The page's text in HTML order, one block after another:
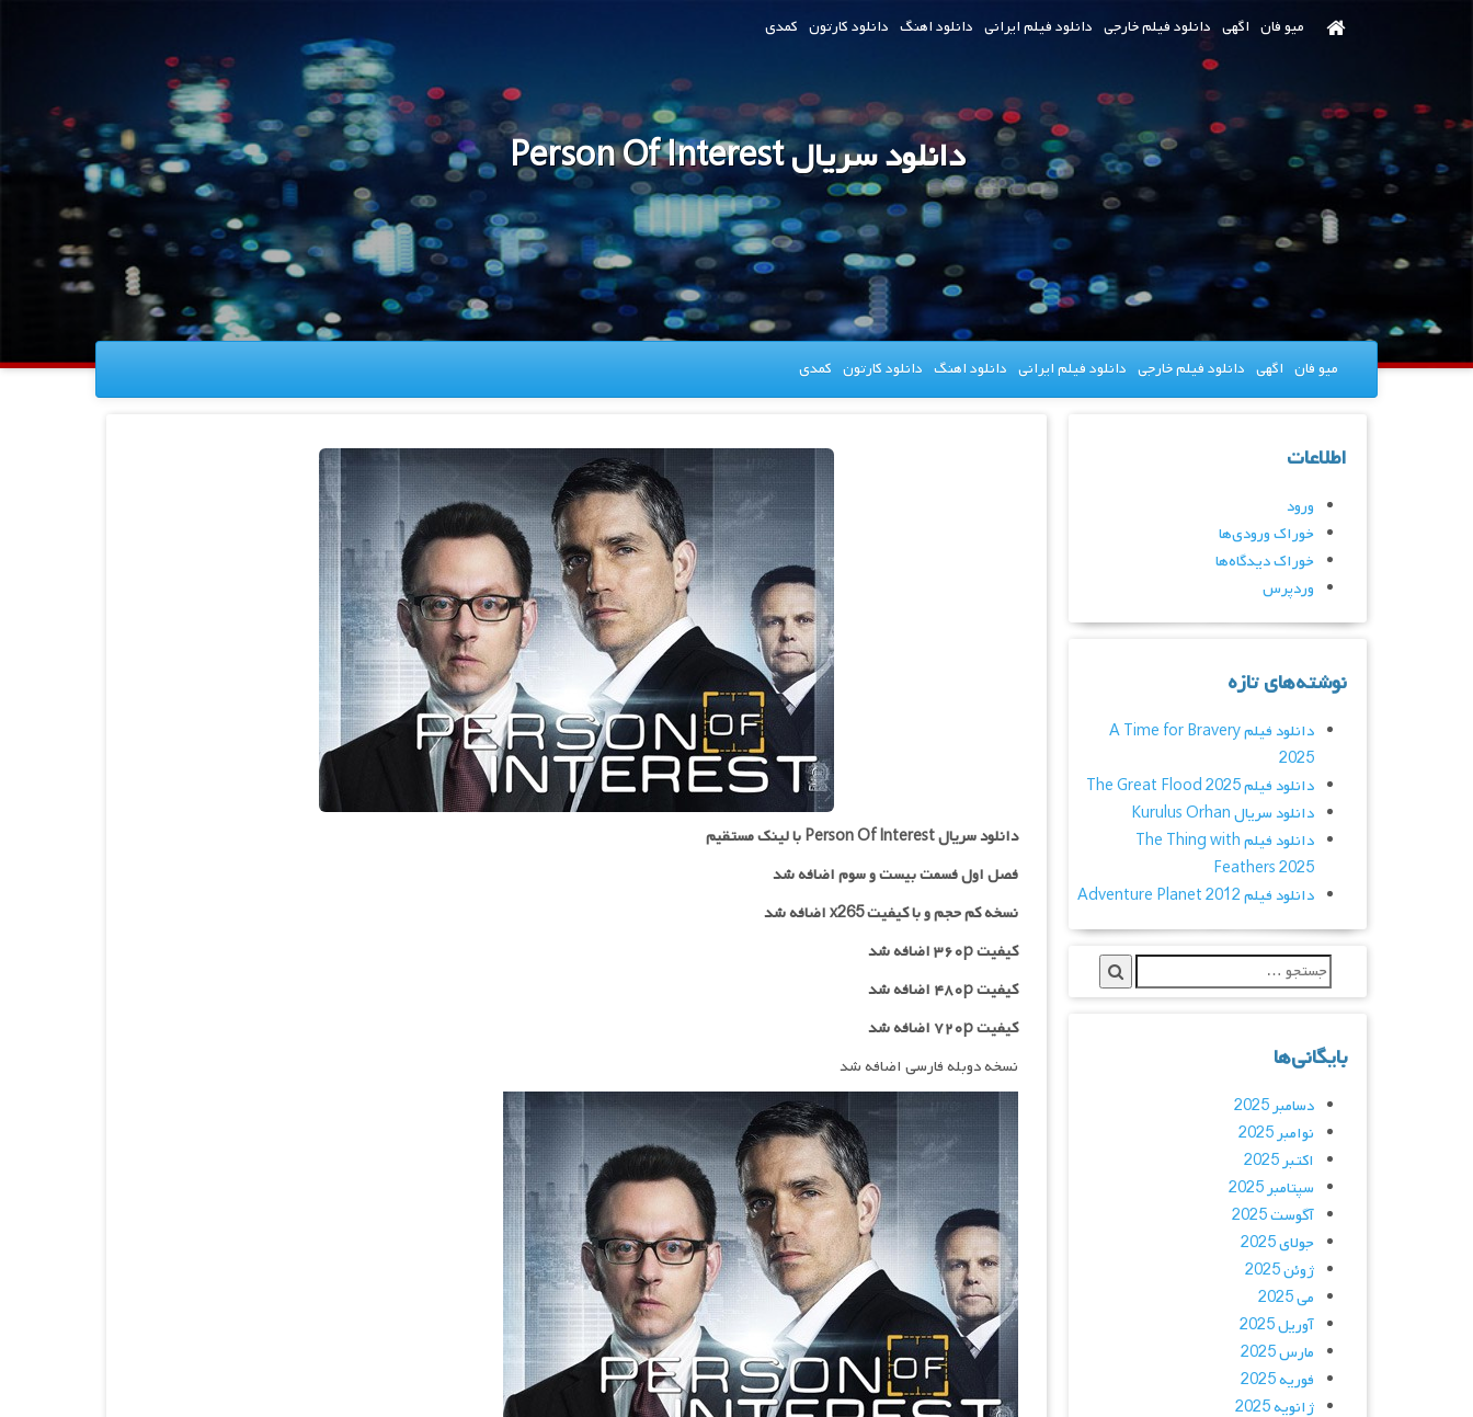
میو فان اگهی دانلود فیلم خارجی دانلود فیلم ایرانی دانلود اهنگ دانلود کارتون کمدی
دانلود سریال Person Of Interest
میو فان اگهی دانلود فیلم خارجی دانلود فیلم ایرانی دانلود اهنگ دانلود کارتون کمدی
دانلود سریال Person Of Interest با لینک مستقیم
فصل اول فسمت بیست و سوم اضافه شد
نسخه کم حجم و با کیفیت x265 اضافه شد
کیفیت ۳۶۰p اضافه شد
کیفیت ۴۸۰p اضافه شد
کیفیت ۷۲۰p اضافه شد
نسخه دوبله فارسی اضافه شد
اطلاعات
ورود
خوراک ورودی‌ها
خوراک دیدگاه‌ها
وردپرس
نوشته‌های تازه
دانلود فیلم A Time for Bravery
2025
دانلود فیلم The Great Flood 2025
دانلود سریال Kurulus Orhan
دانلود فیلم The Thing with
Feathers 2025
دانلود فیلم Adventure Planet 2012
بایگانی‌ها
دسامبر 2025
نوامبر 2025
اکتبر 2025
سپتامبر 2025
آگوست 2025
جولای 2025
ژوئن 2025
می 2025
آوریل 2025
مارس 2025
فوریه 2025
ژانویه 2025